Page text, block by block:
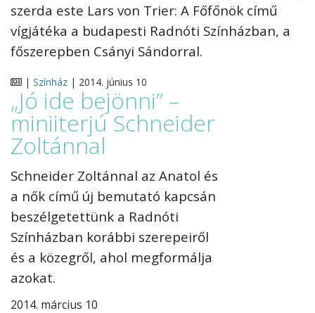
szerda este Lars von Trier: A Főfőnök című
vígjátéka a budapesti Radnóti Színházban, a
főszerepben Csányi Sándorral.
| Színház | 2014. június 10
„Jó ide bejönni” –
miniiterjú Schneider
Zoltánnal
Schneider Zoltánnal az Anatol és
a nők című új bemutató kapcsán
beszélgetettünk a Radnóti
Színházban korábbi szerepeiről
és a közegről, ahol megformálja
azokat.
2014. március 10